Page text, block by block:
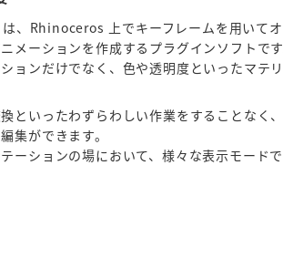
、Rhinoceros 上でキーフレームを用いて
メーションを作成するプラグインソフトで
ョンだけでなく、色や透明度といったマテ
といったわずらわしい作業をすることなく
集ができます。
ーションの場において、様々な表示モード